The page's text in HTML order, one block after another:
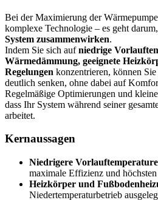
Bei der Maximierung der
komplexe Technologie – es geht
System zusammenwirken.
Indem Sie sich aufniedrige
Wärmedämmung, geeignete
Regelungen konzentrieren, können
deutlich senken, ohne dabei auf
Regelmäßige Optimierungen und
dass Ihr System während seiner
arbeitet.
Kernaussagen
Niedrigere
maximale Effizienz und
Heizkörper und
Niedertemperaturbetrieb